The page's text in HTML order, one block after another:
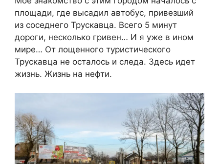
площади, где высадил автобус, привезший
из соседнего Трускавца. Всего 5 минут
дороги, несколько гривен… И я уже в ином
мире… От лощенного туристического
Трускавца не осталось и следа. Здесь идет
жизнь. Жизнь на нефти.